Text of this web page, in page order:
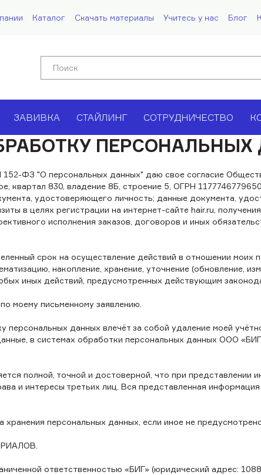
Каталог Скачать материалы Учитесь у нас Блог
ЗАВИВКА СТАЙЛИНГ СОТРУДНИЧЕСТВО
ФЗ "О персональных данных" даю свое согласие
квартал 830, владение 8Б, строение 5, ОГРН
удостоверяющего личность; данные документа,
в целях регистрации на интернет-сайте hair.ru,
исполнения заказов, договоров и иных
срок на осуществление действий в отношении
накопление, хранение, уточнение (обновление,
иных действий, предусмотренных действующим
моему письменному заявлению.
данных влечёт за собой удаление моей
в системах обработки персональных данных ООО
полной, точной и достоверной, что при
и интересы третьих лиц. Вся представленная
хранения персональных данных, если иное не
ответственностью «БИГ» (юридический адрес: